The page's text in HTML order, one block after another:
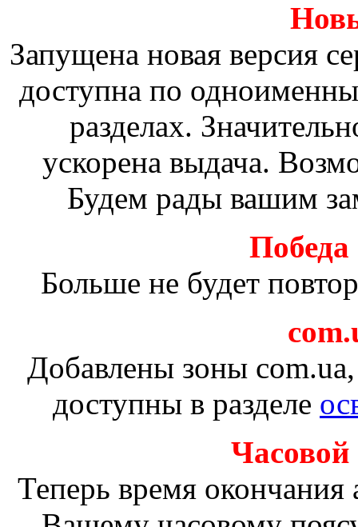
Запущена новая версия
доступна по
разделах.
ускорена выдача.
Будем рады вашим
Больше не будет
Добавлены зоны
доступны в разделе
Часовой
Теперь время окончания